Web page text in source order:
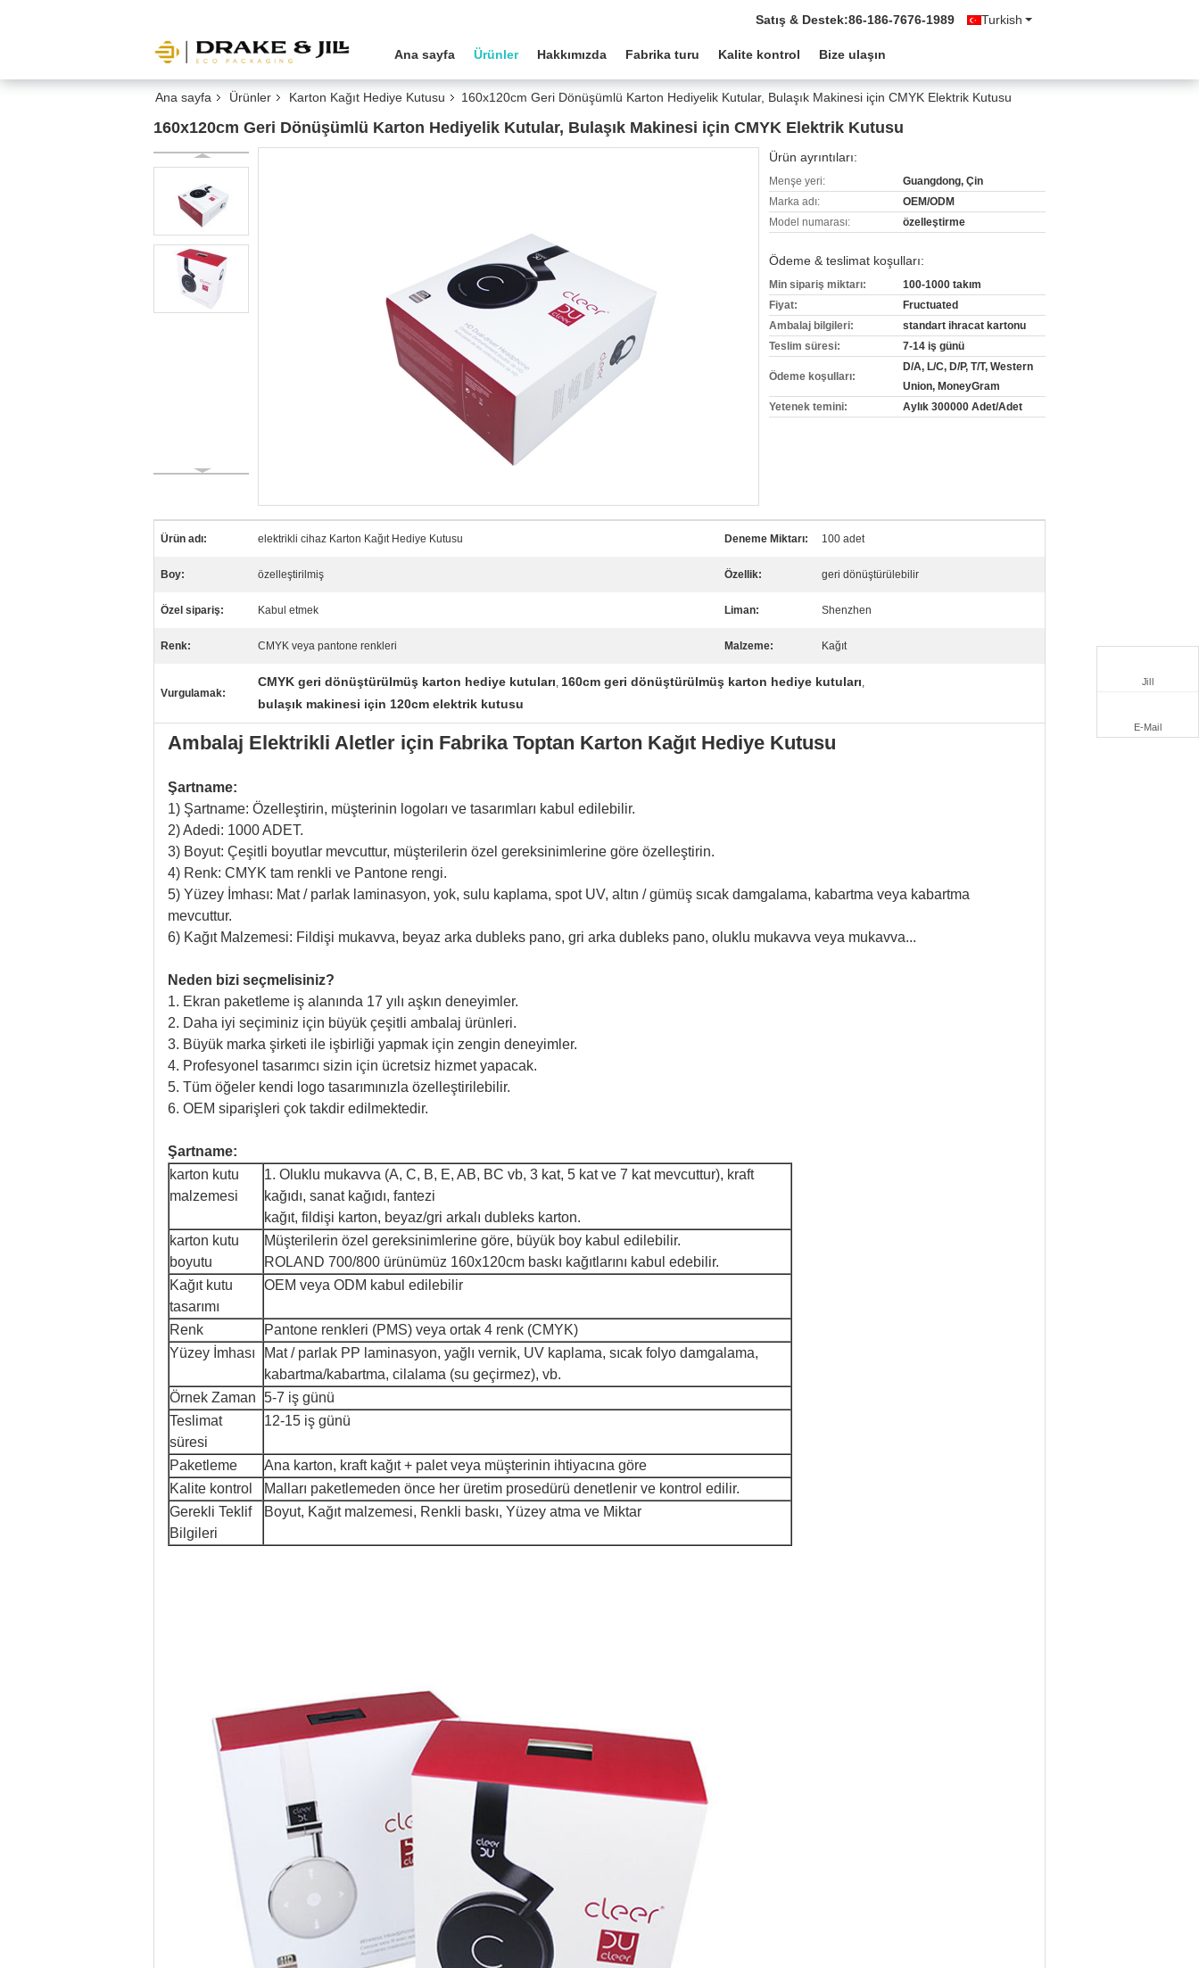
Jill
E-Mail
Turkish
Satış & Destek:86-186-7676-1989
Ana sayfa Ürünler Hakkımızda Fabrika turu Kalite kontrol Bize ulaşın
Ana sayfa Ürünler Karton Kağıt Hediye Kutusu 160x120cm Geri Dönüşümlü Karton Hediyelik Kutular, Bulaşık Makinesi için CMYK Elektrik Kutusu
160x120cm Geri Dönüşümlü Karton Hediyelik Kutular, Bulaşık Makinesi için CMYK Elektrik Kutusu
Ürün ayrıntıları:
Menşe yeri:
Guangdong, Çin
Marka adı:
OEM/ODM
Model numarası:
özelleştirme
Ödeme & teslimat koşulları:
Min sipariş miktarı:
100-1000 takım
Fiyat:
Fructuated
Ambalaj bilgileri:
standart ihracat kartonu
Teslim süresi:
7-14 iş günü
Ödeme koşulları:
D/A, L/C, D/P, T/T, Western
Union, MoneyGram
Yetenek temini:
Aylık 300000 Adet/Adet
Ürün adı: elektrikli cihaz Karton Kağıt Hediye Kutusu Deneme Miktarı: 100 adet
Boy: özelleştirilmiş Özellik: geri dönüştürülebilir
Özel sipariş: Kabul etmek Liman: Shenzhen
Renk: CMYK veya pantone renkleri Malzeme: Kağıt
Vurgulamak:
CMYK geri dönüştürülmüş karton hediye kutuları, 160cm geri dönüştürülmüş karton hediye kutuları,
bulaşık makinesi için 120cm elektrik kutusu
Ambalaj Elektrikli Aletler için Fabrika Toptan Karton Kağıt Hediye Kutusu
Şartname:
1) Şartname: Özelleştirin, müşterinin logoları ve tasarımları kabul edilebilir.
2) Adedi: 1000 ADET.
3) Boyut: Çeşitli boyutlar mevcuttur, müşterilerin özel gereksinimlerine göre özelleştirin.
4) Renk: CMYK tam renkli ve Pantone rengi.
5) Yüzey İmhası: Mat / parlak laminasyon, yok, sulu kaplama, spot UV, altın / gümüş sıcak damgalama, kabartma veya kabartma
mevcuttur.
6) Kağıt Malzemesi: Fildişi mukavva, beyaz arka dubleks pano, gri arka dubleks pano, oluklu mukavva veya mukavva...
Neden bizi seçmelisiniz?
1. Ekran paketleme iş alanında 17 yılı aşkın deneyimler.
2. Daha iyi seçiminiz için büyük çeşitli ambalaj ürünleri.
3. Büyük marka şirketi ile işbirliği yapmak için zengin deneyimler.
4. Profesyonel tasarımcı sizin için ücretsiz hizmet yapacak.
5. Tüm öğeler kendi logo tasarımınızla özelleştirilebilir.
6. OEM siparişleri çok takdir edilmektedir.
Şartname:
karton kutu
malzemesi
1. Oluklu mukavva (A, C, B, E, AB, BC vb, 3 kat, 5 kat ve 7 kat mevcuttur), kraft
kağıdı, sanat kağıdı, fantezi
kağıt, fildişi karton, beyaz/gri arkalı dubleks karton.
karton kutu
boyutu
Müşterilerin özel gereksinimlerine göre, büyük boy kabul edilebilir.
ROLAND 700/800 ürünümüz 160x120cm baskı kağıtlarını kabul edebilir.
Kağıt kutu
tasarımı
OEM veya ODM kabul edilebilir
Renk
Pantone renkleri (PMS) veya ortak 4 renk (CMYK)
Yüzey İmhası
Mat / parlak PP laminasyon, yağlı vernik, UV kaplama, sıcak folyo damgalama,
kabartma/kabartma, cilalama (su geçirmez), vb.
Örnek Zaman 5-7 iş günü
Teslimat
süresi
12-15 iş günü
Paketleme
Ana karton, kraft kağıt + palet veya müşterinin ihtiyacına göre
Kalite kontrol
Malları paketlemeden önce her üretim prosedürü denetlenir ve kontrol edilir.
Gerekli Teklif
Bilgileri
Boyut, Kağıt malzemesi, Renkli baskı, Yüzey atma ve Miktar